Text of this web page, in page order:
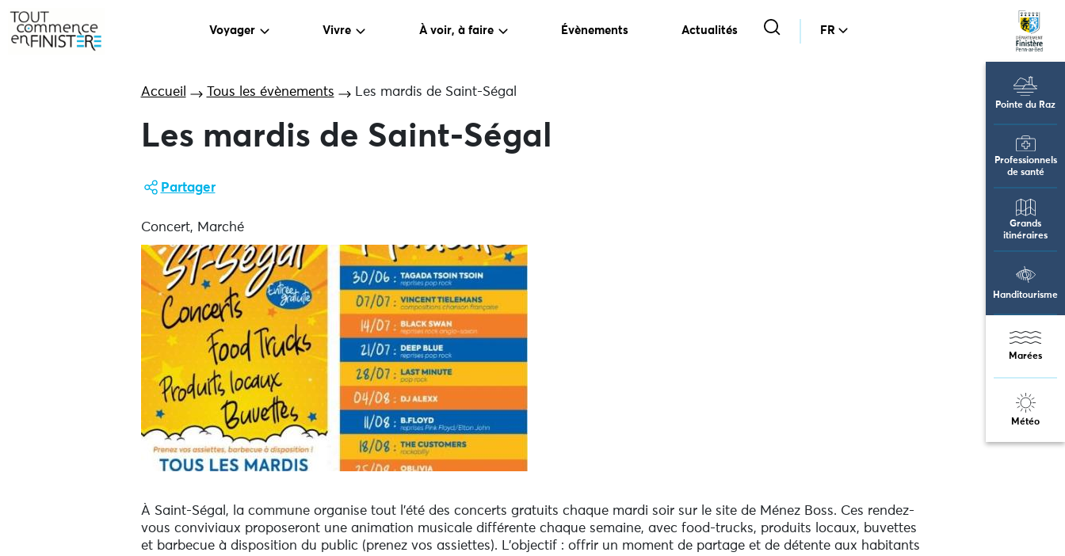
Voyager Vivre À voir, à faire Évènements Actualités FR
Pointe du Raz
Professionnels
de santé
Grands
itinéraires
Handitourisme
Marées
Météo
Accueil Tous les évènements Les mardis de Saint-Ségal
Les mardis de Saint-Ségal
Partager
Concert, Marché
À Saint-Ségal, la commune organise tout l’été des concerts gratuits chaque mardi soir sur le site de Ménez Boss. Ces rendez-
vous conviviaux proposeront une animation musicale différente chaque semaine, avec food-trucks, produits locaux, buvettes
et barbecue à disposition du public (prenez vos assiettes). L’objectif : offrir un moment de partage et de détente aux habitants